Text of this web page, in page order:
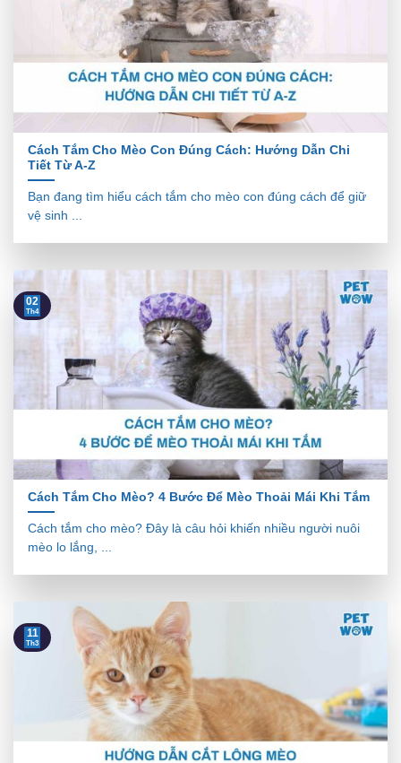
Cách Tắm Cho Mèo Con Đúng Cách: Hướng Dẫn Chi
Tiết Từ A-Z
Bạn đang tìm hiểu cách tắm cho mèo con đúng cách để giữ
vệ sinh ...
Cách Tắm Cho Mèo? 4 Bước Để Mèo Thoải Mái Khi Tắm
Cách tắm cho mèo? Đây là câu hỏi khiến nhiều người nuôi
mèo lo lắng, ...
02
Th4
11
Th3